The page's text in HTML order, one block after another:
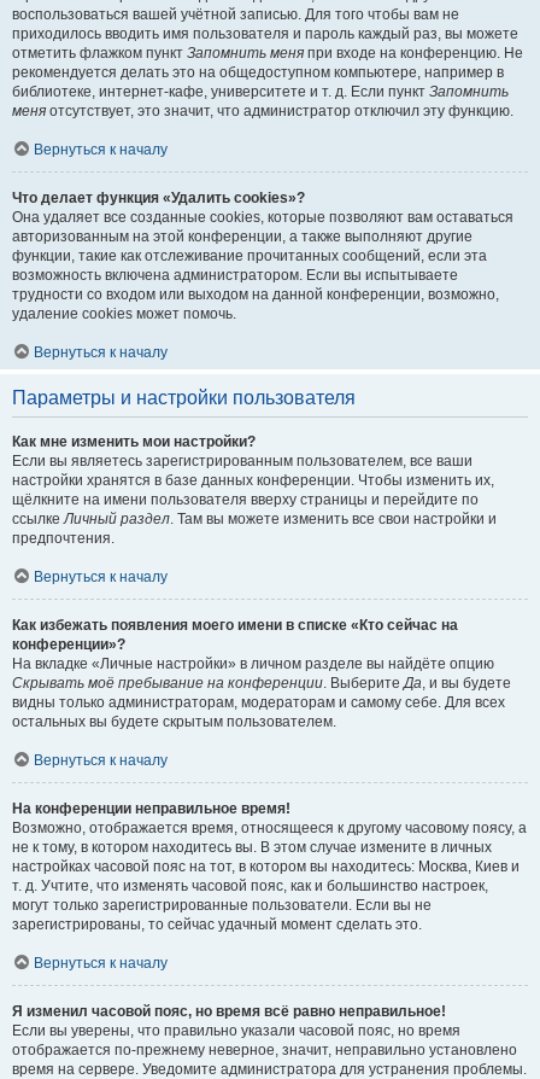
воспользоваться вашей учётной записью. Для того чтобы вам не
приходилось вводить имя пользователя и пароль каждый раз, вы можете
отметить флажком пункт Запомнить меня при входе на конференцию. Не
рекомендуется делать это на общедоступном компьютере, например в
библиотеке, интернет-кафе, университете и т. д. Если пункт Запомнить
меня отсутствует, это значит, что администратор отключил эту функцию.
Вернуться к началу
Что делает функция «Удалить cookies»?
Она удаляет все созданные cookies, которые позволяют вам оставаться
авторизованным на этой конференции, а также выполняют другие
функции, такие как отслеживание прочитанных сообщений, если эта
возможность включена администратором. Если вы испытываете
трудности со входом или выходом на данной конференции, возможно,
удаление cookies может помочь.
Вернуться к началу
Параметры и настройки пользователя
Как мне изменить мои настройки?
Если вы являетесь зарегистрированным пользователем, все ваши
настройки хранятся в базе данных конференции. Чтобы изменить их,
щёлкните на имени пользователя вверху страницы и перейдите по
ссылкеЛичный раздел. Там вы можете изменить все свои настройки и
предпочтения.
Вернуться к началу
Как избежать появления моего имени в списке «Кто сейчас на
конференции»?
На вкладке «Личные настройки» в личном разделе вы найдёте опцию
Скрывать моё пребывание на конференции. ВыберитеДа, и вы будете
видны только администраторам, модераторам и самому себе. Для всех
остальных вы будете скрытым пользователем.
Вернуться к началу
На конференции неправильное время!
Возможно, отображается время, относящееся к другому часовому поясу, а
не к тому, в котором находитесь вы. В этом случае измените в личных
настройках часовой пояс на тот, в котором вы находитесь: Москва, Киев и
т. д. Учтите, что изменять часовой пояс, как и большинство настроек,
могут только зарегистрированные пользователи. Если вы не
зарегистрированы, то сейчас удачный момент сделать это.
Вернуться к началу
Я изменил часовой пояс, но время всё равно неправильное!
Если вы уверены, что правильно указали часовой пояс, но время
отображается по-прежнему неверное, значит, неправильно установлено
время на сервере. Уведомите администратора для устранения проблемы.